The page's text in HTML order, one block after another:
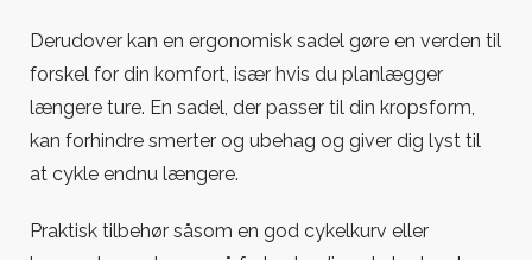
Derudover kan en ergonomisk sadel gøre en verden til
forskel for din komfort, især hvis du planlægger
længere ture. En sadel, der passer til din kropsform,
kan forhindre smerter og ubehag og giver dig lyst til
at cykle endnu længere.
Praktisk tilbehør såsom en god cykelkurv eller